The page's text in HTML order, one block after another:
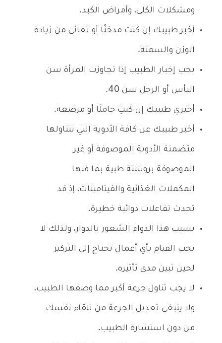
ومشكلات الكلى، وأمراض الكبد.
أخبر طبيبك إن كنت مدخنًا أو تعاني من زيادة
الوزن والسمنة.
يجب إخبار الطبيب إذا تجاوزت المرأة سن
اليأس أو الرجل سن 40.
أخبري طبيبكِ إن كنتِ حاملًا أو مرضعة.
أخبر طبيبك عن كافة الأدوية التي تتناولها
متضمنة الأدوية الموصوفة أو غير
الموصوفة بروشتة طبية بما فيها
المكملات الغذائية والفيتامينات، إذ قد
تحدث تفاعلات دوائية خطيرة.
يسبب هذا الدواء الشعور بالدوار، ولذلك لا
يجب القيام بأي أعمال تحتاج إلى التركيز
لحين تبين مدى تأثيره.
لا يجب تناول جرعة أكبر مما وصفها الطبيب،
ولا ينبغي تعديل الجرعة من تلقاء نفسك
من دون استشارة الطبيب.